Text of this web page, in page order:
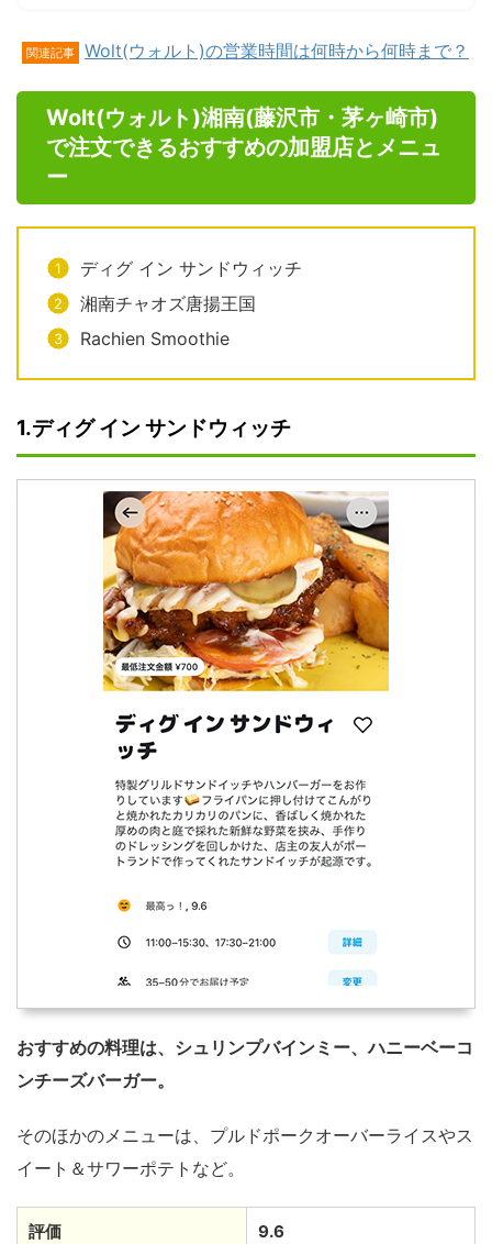
関連記事 Wolt(ウォルト)の営業時間は何時から何時まで？
Wolt(ウォルト)湘南(藤沢市・茅ヶ崎市)
で注文できるおすすめの加盟店とメニュ
ー
ディグ イン サンドウィッチ
湘南チャオズ唐揚王国
Rachien Smoothie
1.ディグ イン サンドウィッチ
おすすめの料理は、シュリンプバインミー、ハニーベーコ
ンチーズバーガー。
そのほかのメニューは、プルドポークオーバーライスやス
イート＆サワーポテトなど。
評価 9.6